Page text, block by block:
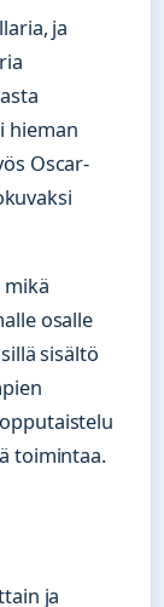
ja
hieman
Oscar-
mikä
osalle
sisältö
toimintaa.
ja